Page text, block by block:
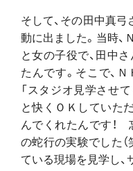
そして、その田中真
動に出ました。当時、
と女の子役で、田中
たんです。そこで、
「スタジオ見学させ
と快くＯＫしていた
んでくれたんです！
の蛇行の実験でした
ている現場を見学し、